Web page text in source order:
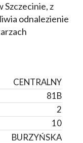
Szczecinie, z
odnalezienie
CENTRALNY
81B
2
10
BURZYŃSKA